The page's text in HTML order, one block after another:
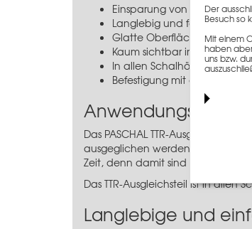
Einsparung von Zeit und
Langlebig und formstabil
Glatte Oberfläche,
Kaum sichtbar im Beton
In allen Schalhöhen
Befestigung mit den
Das PASCHAL TTR-
ausgeglichen werden müssen.
Zeit, denn damit sind sehr gute
Das TTR-Ausgleichsteil ist in allen
Langlebige und
Der
Besuch so
Mit einem
haben
uns bzw.